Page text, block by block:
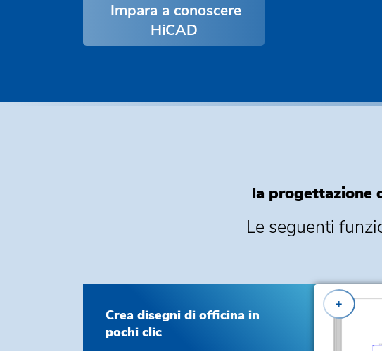
Impara a conoscere
HiCAD
la progettazione
Le seguenti
Crea disegni di officina in
pochi clic
+